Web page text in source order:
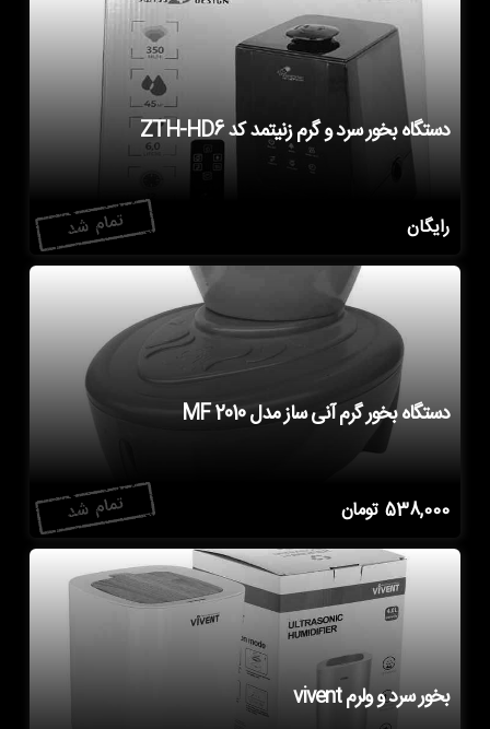
دستگاه بخور سرد و گرم زنیتمد کد ZTH-HD6
رایگان
دستگاه بخور گرم آنی ساز مدل MF 2010
538,000 تومان
بخور سرد و ولرم vivent